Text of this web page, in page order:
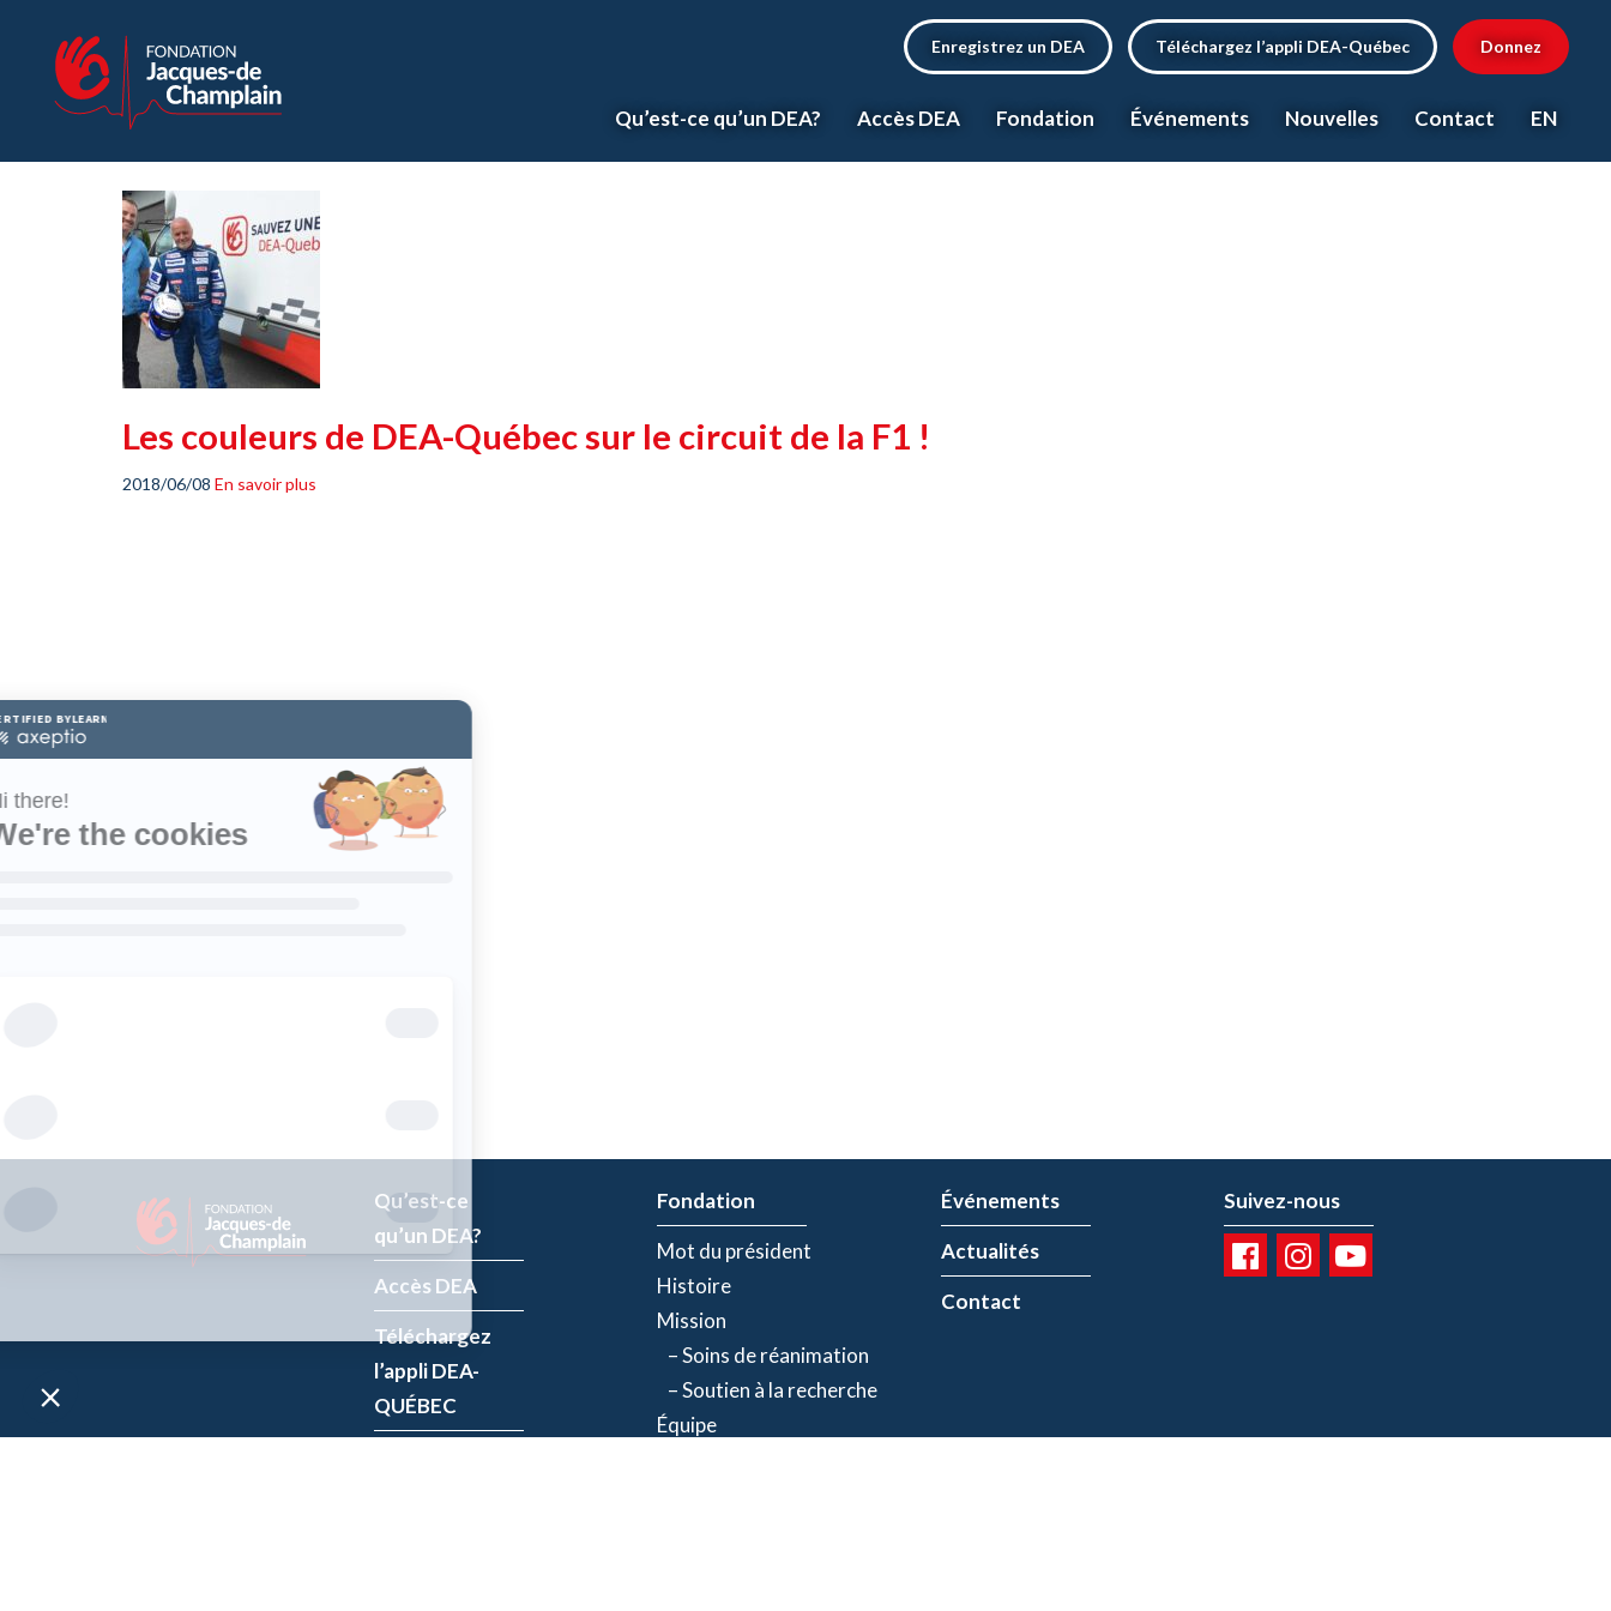
Enregistrez un DEA Téléchargez l’appli DEA-Québec Donnez
Qu’est-ce qu’un DEA? Accès DEA Fondation Événements Nouvelles Contact EN
Les couleurs de DEA-Québec sur le circuit de la F1 !
2018/06/08 En savoir plus
Qu’est-ce
qu’un DEA?
Accès DEA
Téléchargez
l’appli DEA-
QUÉBEC
Fondation
Mot du président
Histoire
Mission
– Soins de réanimation
– Soutien à la recherche
Équipe
Événements
Actualités
Contact
Suivez-nous